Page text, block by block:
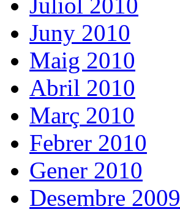
Juliol 2010
Juny 2010
Maig 2010
Abril 2010
Març 2010
Febrer 2010
Gener 2010
Desembre 2009